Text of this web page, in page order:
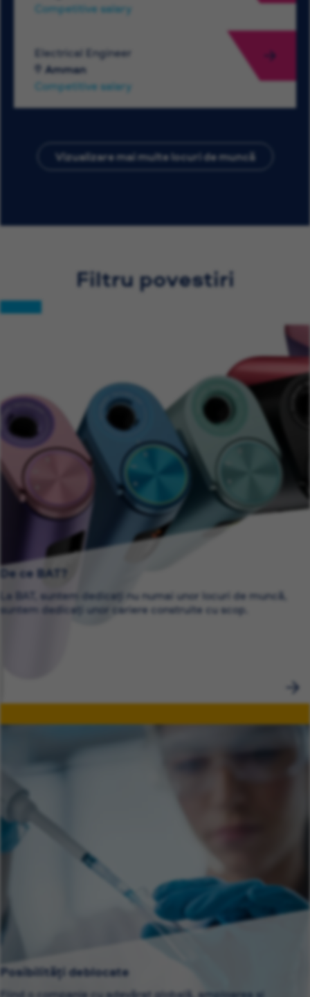
Competitive salary
Electrical Engineer
Amman
Competitive salary
Vizualizare mai multe locuri de muncă
Filtru povestiri
De ce BAT?
La BAT, suntem dedicați nu numai unor locuri de muncă,
suntem dedicați unor cariere construite cu scop.
Posibilități deblocate